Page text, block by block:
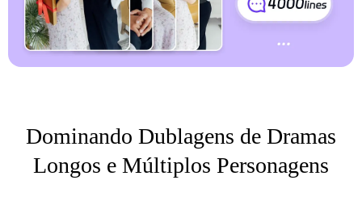
Dominando Dublagens de Dramas
Longos e Múltiplos Personagens